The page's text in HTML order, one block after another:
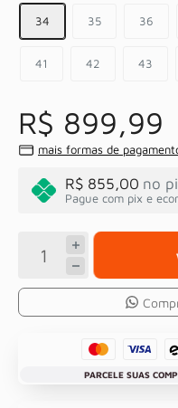
34 35 36
41 42 43
R$ 899,99
mais formas de
R$ 855,00 no
Pague com pix e
PARCELE SUAS